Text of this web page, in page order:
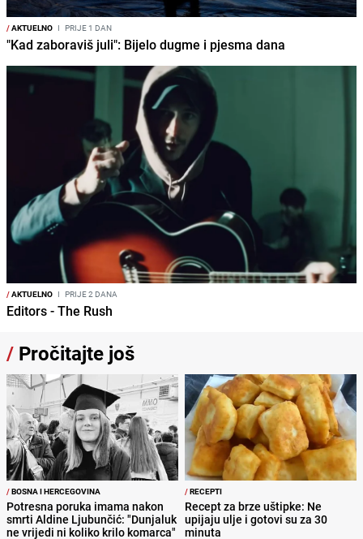
/AKTUELNO I PRIJE 1 DAN
"Kad zaboraviš juli": Bijelo dugme i pjesma dana
/AKTUELNO I PRIJE 2 DANA
Editors - The Rush
/ Pročitajte još
/BOSNA I HERCEGOVINA
Potresna poruka imama nakon
smrti Aldine Ljubunčić: "Dunjaluk
ne vrijedi ni koliko krilo komarca"
/RECEPTI
Recept za brze uštipke: Ne
upijaju ulje i gotovi su za 30
minuta